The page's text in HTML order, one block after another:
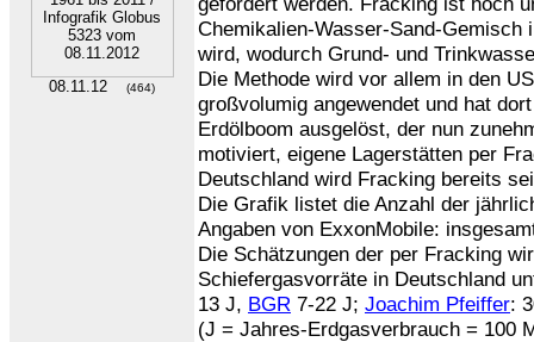
08.11.12 (464)
Chemikalien-Wasser-Sand-Gemisch
wird, wodurch Grund- und
Die Methode wird vor allem in den
großvolumig angewendet und hat
Erdölboom ausgelöst, der nun
motiviert, eigene Lagerstätten per
Deutschland wird Fracking bereits
Die Grafik listet die Anzahl der
Angaben von ExxonMobile:
Die Schätzungen der per Fracking
Schiefergasvorräte in Deutschland
13 J, BGR 7-22 J; Joachim Pfeiffer:
(J = Jahres-Erdgasverbrauch = 100